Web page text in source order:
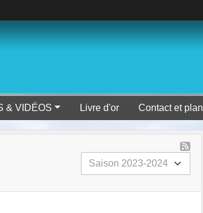
& VIDÉOS Livre d'or Contact et plan